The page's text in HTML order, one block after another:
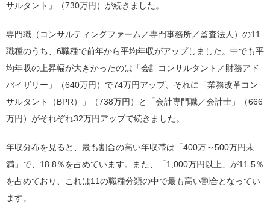
サルタント」（730万円）が続きました。
専門職（コンサルティングファーム／専門事務所／監査法人）の11
職種のうち、6職種で前年から平均年収がアップしました。中でも平
均年収の上昇幅が大きかったのは「会計コンサルタント／財務アド
バイザリー」（640万円）で74万円アップ、それに「業務改革コン
サルタント（BPR）」（738万円）と「会計専門職／会計士」（666
万円）がそれぞれ32万円アップで続きました。
年収分布を見ると、最も割合の高い年収帯は「400万～500万円未
満」で、18.8％を占めています。また、「1,000万円以上」が11.5％
を占めており、これは11の職種分類の中で最も高い割合となってい
ます。